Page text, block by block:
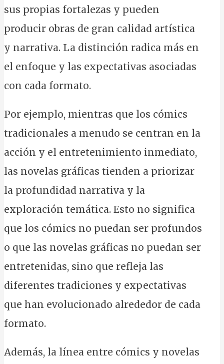
sus propias fortalezas y pueden
producir obras de gran calidad artística
y narrativa. La distinción radica más en
el enfoque y las expectativas asociadas
con cada formato.
Por ejemplo, mientras que los cómics
tradicionales a menudo se centran en la
acción y el entretenimiento inmediato,
las novelas gráficas tienden a priorizar
la profundidad narrativa y la
exploración temática. Esto no significa
que los cómics no puedan ser profundos
o que las novelas gráficas no puedan ser
entretenidas, sino que refleja las
diferentes tradiciones y expectativas
que han evolucionado alrededor de cada
formato.
Además, la línea entre cómics y novelas